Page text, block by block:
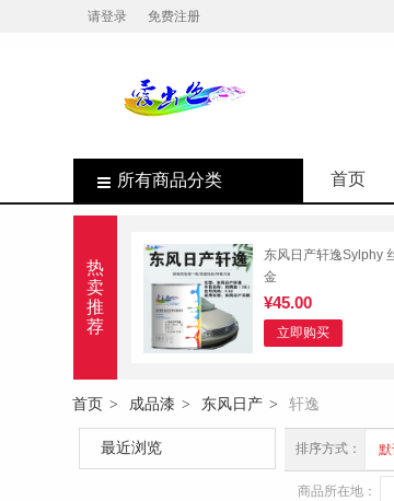
请登录 免费注册
所有商品分类 首页
热
卖
推
荐
东风日产轩逸Sylphy
金
¥45.00
立即购买
首页 > 成品漆 > 东风日产 > 轩逸
最近浏览 排序方式： 默
商品所在地：